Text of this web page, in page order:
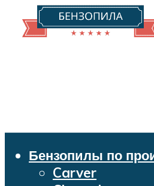
Бензопилы по
Carver